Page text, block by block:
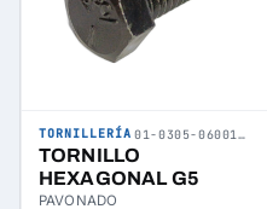
TORNILLERÍA 01-0305-060013-01
TORNILLO
HEXAGONAL G5
PAVONADO